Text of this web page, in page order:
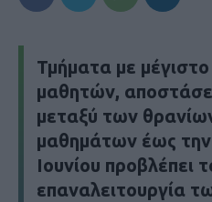
Τμήματα με
μαθητών,
μεταξύ των
μαθημάτων έως
Ιουνίου προβλέπει
επαναλειτουργία